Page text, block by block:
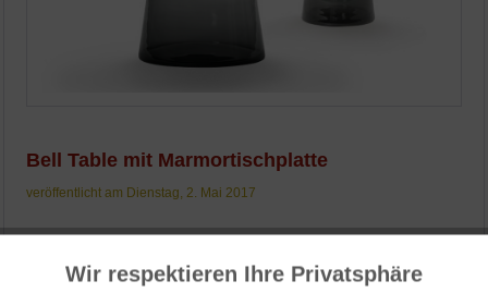
Bell Table mit Marmortischplatte
veröffentlicht am Dienstag, 2. Mai 2017
Tischplatten aus schwarzem oder weißem Marmor erhältlich.
Funktionale Aktiv
Wir respektieren Ihre Privatsphäre